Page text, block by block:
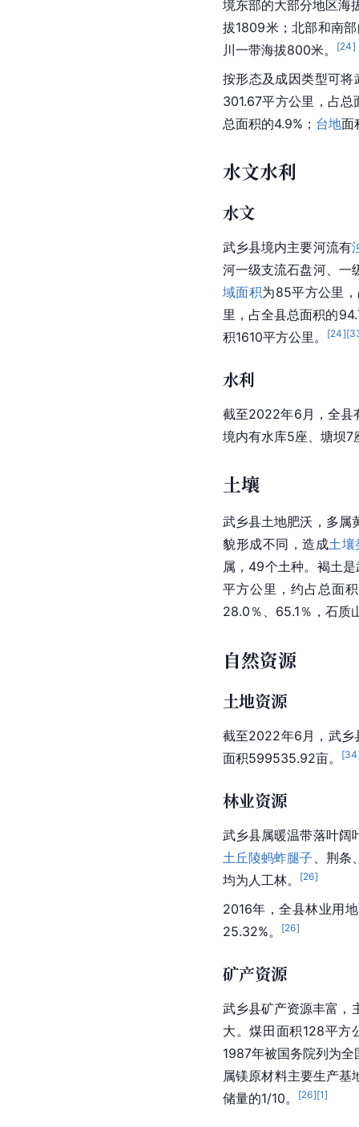
境东部的大部分地区海
拔1809米；北部和南
川一带海拔800米。
[24]
按形态及成因类型可
301.67平方公里，占总
总面积的4.9%； 台地面
水文水利
水文
武乡县境内主要河流有
河一级支流石盘河、一
域面积为85平方公里
里，占全县总面积的
积1610平方公里。
[24][
水利
截至2022年6月，全县
境内有水库5座、塘坝7
土壤
武乡县土地肥沃，多属
貌形成不同，造成土壤
属，49个土种。褐土
平方公里，约占总面
28.0％、65.1％，石质
自然资源
土地资源
截至2022年6月，武乡
面积599535.92亩。
[34
林业资源
武乡县属暖温带落叶阔
土 丘陵蚂蚱腿子 、荆条
均为人工林。
[26]
2016年，全县林业用
25.32%。
[26]
矿产资源
武乡县矿产资源丰富，
大。煤田面积128平方
1987年被国务院列为
属镁原材料主要生产
储量的1/10。
[26][1]